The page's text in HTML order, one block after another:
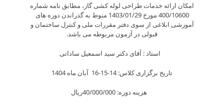
امکان ارائه خدمات طراحی لوله کشی گاز، مطابق نامه شماره
400/10600 مورخ 1403/01/29 منوط به گذراندن دوره های
آموزشی ابلاغی از سوی دفتر مقررات ملی و کنترل ساختمان و
قبولی در آزمون مربوطه می باشد.
استاد : آقای دکتر سید اسمعیل ساداتی
تاریخ برگزاری کلاس: 14-15-16 آبان ماه 1404
هزینه دوره: 40/000/000ريال